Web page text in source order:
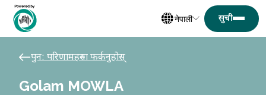
नेपाली
पुन: परिणामहरुमा फर्कनुहोस्
Golam MOWLA